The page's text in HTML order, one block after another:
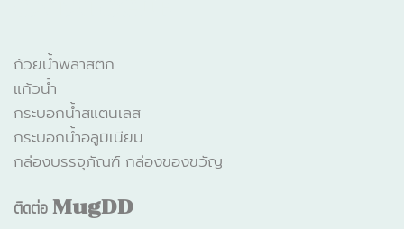
ถ้วยน้ำพลาสติก
แก้วน้ำ
กระบอกน้ำสแตนเลส
กระบอกน้ำอลูมิเนียม
กล่องบรรจุภัณฑ์ กล่องของขวัญ
ติดต่อMugDD